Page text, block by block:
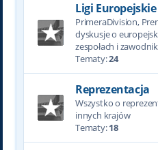
Ligi Europejskie
PrimeraDivision,
dyskusje o
zespołach i
Tematy:24
Reprezentacja
Wszystko o
innych krajów
Tematy:18